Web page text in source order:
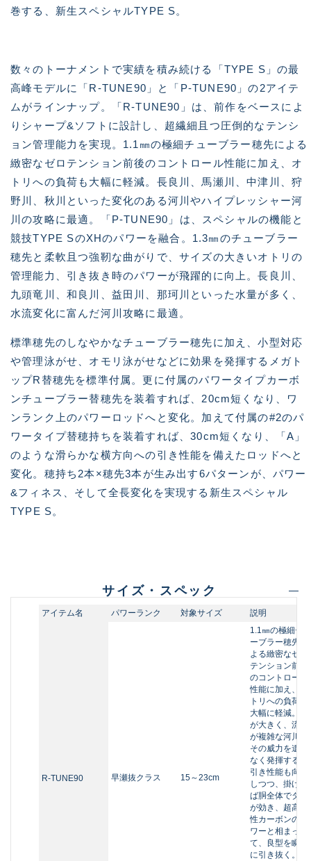
高峰モデルに「R-TUNE90」と「P-TUNE90」の2アイテ
ムがラインナップ。「R-TUNE90」は、前作をベースによ
りシャープ&ソフトに設計し、超繊細且つ圧倒的なテンシ
ョン管理能力を実現。1.1㎜の極細チューブラー穂先による
緻密なゼロテンション前後のコントロール性能に加え、オ
トリへの負荷も大幅に軽減。長良川、馬瀬川、中津川、狩
野川、秋川といった変化のある河川やハイプレッシャー河
川の攻略に最適。「P-TUNE90」は、スペシャルの機能と
競技TYPE SのXHのパワーを融合。1.3㎜のチューブラー
穂先と柔軟且つ強靭な曲がりで、サイズの大きいオトリの
管理能力、引き抜き時のパワーが飛躍的に向上。長良川、
九頭竜川、和良川、益田川、那珂川といった水量が多く、
水流変化に富んだ河川攻略に最適。
や管理泳がせ、オモリ泳がせなどに効果を発揮するメガト
ップR替穂先を標準付属。更に付属のパワータイプカーボ
ンチューブラー替穂先を装着すれば、20cm短くなり、ワ
ンランク上のパワーロッドへと変化。加えて付属の#2のパ
ワータイプ替穂持ちを装着すれば、30cm短くなり、「A」
のような滑らかな横方向への引き性能を備えたロッドへと
変化。穂持ち2本×穂先3本が生み出す6パターンが、パワー
&フィネス、そして全長変化を実現する新生スペシャル
TYPE S。
アイテム名 パワーランク 対象サイズ 説明
1.1㎜の極細チュ
ーブラー穂先に
よる緻密なゼロ
テンション前後
のコントロール
性能に加え、オ
トリへの負荷も
大幅に軽減。石
が大きく、流れ
が複雑な河川で
その威力を遺憾
なく発揮する。
引き性能も向上
しつつ、掛けれ
ば胴全体でタメ
が効き、超高弾
性カーボンのパ
ワーと相まっ
て、良型を瞬時
に引き抜く。シ
ーズン初期の小